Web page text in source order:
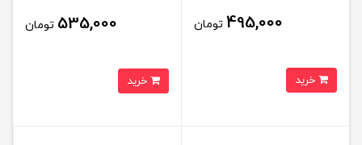
495,000 تومان 535,000 تومان